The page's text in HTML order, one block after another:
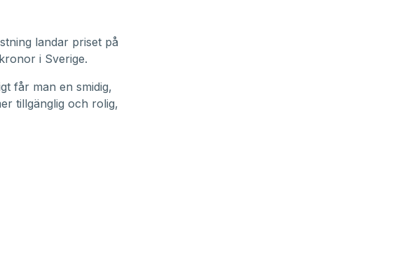
landar priset på
i Sverige.
får man en smidig,
tillgänglig och rolig,